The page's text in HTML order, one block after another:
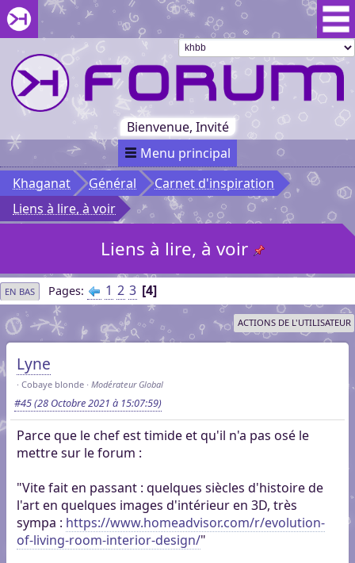
Aller au menu du forum
Aller au contenu du forum
Aller à la recherche dans le forum
Passer le
menu
Khaganat
au début
du menu
Khaganat
Bienvenue, Invité
Menu principal
Khaganat
Général
Carnet d'inspiration
Liens à lire, à voir
Liens à lire, à voir
EN BAS Pages 1 2 3 4
ACTIONS DE L'UTILISATEUR
Lyne
Cobaye blonde Modérateur Global
#45(28 Octobre 2021 à 15:07:59)
Parce que le chef est timide et qu'il n'a pas osé le
mettre sur le forum :
"Vite fait en passant : quelques siècles d'histoire de
l'art en quelques images d'intérieur en 3D, très
sympa : https://www.homeadvisor.com/r/evolution-
of-living-room-interior-design/"